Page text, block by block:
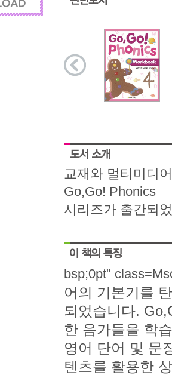
교재와 멀티미디
Go,Go! Phonics
시리즈가 출간되
bsp;0pt"
어의 기본기를
되었습니다.
한 음가들을 학
영어 단어 및 문
텐츠를 활용한